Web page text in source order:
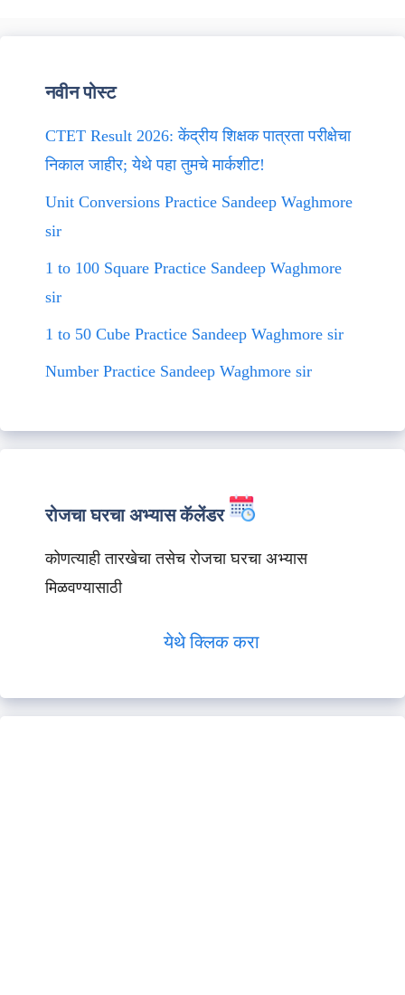
नवीन पोस्ट
CTET Result 2026: केंद्रीय शिक्षक पात्रता परीक्षेचा
निकाल जाहीर; येथे पहा तुमचे मार्कशीट!
Unit Conversions Practice Sandeep Waghmore
sir
1 to 100 Square Practice Sandeep Waghmore
sir
1 to 50 Cube Practice Sandeep Waghmore sir
Number Practice Sandeep Waghmore sir
रोजचा घरचा अभ्यास कॅलेंडर
कोणत्याही तारखेचा तसेच रोजचा घरचा अभ्यास
मिळवण्यासाठी
येथे क्लिक करा